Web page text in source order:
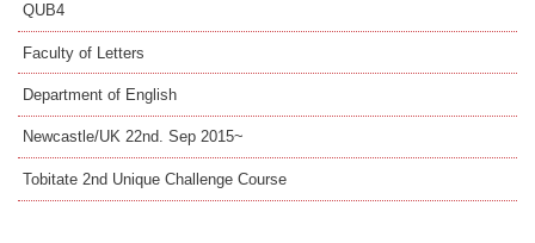
QUB4
Faculty of Letters
Department of English
Newcastle/UK 22nd. Sep 2015~
Tobitate 2nd Unique Challenge Course